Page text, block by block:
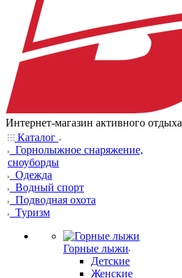
Интернет-магазин активного отдыха
Каталог
Горнолыжное снаряжение,
сноуборды
Одежда
Водный спорт
Подводная охота
Туризм
Горные лыжи
Детские
Женские